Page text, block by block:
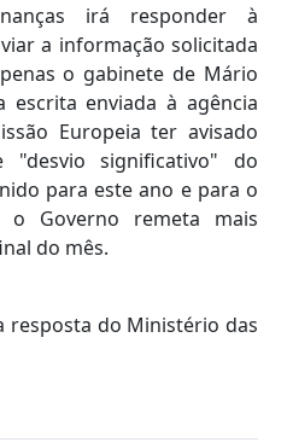
irá responder à
a informação solicitada
o gabinete de Mário
escrita enviada à agência
Europeia ter avisado
significativo" do
para este ano e para o
o Governo remeta mais
do mês.
resposta do Ministério das